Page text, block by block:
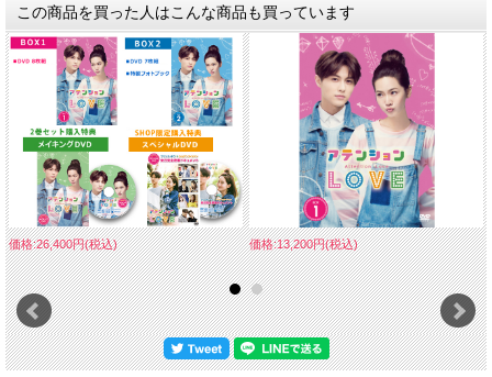
この商品を買った人はこんな商品も買っています
価格:26,400円(税込) 価格:13,200円(税込)